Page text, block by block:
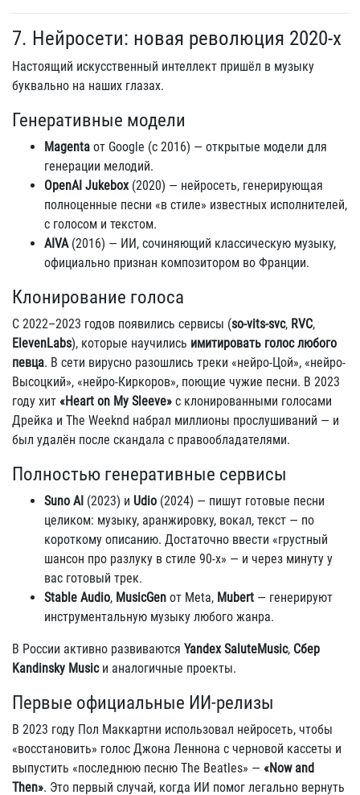
7. Нейросети: новая революция 2020-х
Настоящий искусственный интеллект пришёл в музыку
буквально на наших глазах.
Генеративные модели
Magenta от Google (с 2016) — открытые модели для
генерации мелодий.
OpenAI Jukebox(2020) — нейросеть, генерирующая
полноценные песни «в стиле» известных исполнителей,
с голосом и текстом.
AIVA(2016) — ИИ, сочиняющий классическую музыку,
официально признан композитором во Франции.
Клонирование голоса
С 2022–2023 годов появились сервисы (so-vits-svc, RVC,
ElevenLabs), которые научились имитировать голос любого
певца. В сети вирусно разошлись треки «нейро-Цой», «нейро-
Высоцкий», «нейро-Киркоров», поющие чужие песни. В 2023
году хит «Heart on My Sleeve» с клонированными голосами
Дрейка и The Weeknd набрал миллионы прослушиваний — и
был удалён после скандала с правообладателями.
Полностью генеративные сервисы
Suno AI (2023) и Udio (2024) — пишут готовые песни
целиком: музыку, аранжировку, вокал, текст — по
короткому описанию. Достаточно ввести «грустный
шансон про разлуку в стиле 90-х» — и через минуту у
вас готовый трек.
Stable Audio, MusicGen от Meta, Mubert — генерируют
инструментальную музыку любого жанра.
В России активно развиваются Yandex SaluteMusic, Сбер
Kandinsky Musicи аналогичные проекты.
Первые официальные ИИ-релизы
В 2023 году Пол Маккартни использовал нейросеть, чтобы
«восстановить» голос Джона Леннона с черновой кассеты и
выпустить «последнюю песню The Beatles» — «Now and
Then». Это первый случай, когда ИИ помог легально вернуть